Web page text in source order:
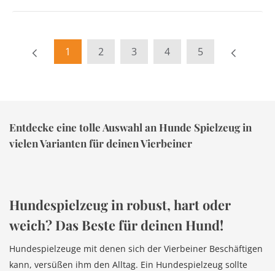
1 2 3 4 5
Entdecke eine tolle Auswahl an Hunde Spielzeug in
vielen Varianten für deinen Vierbeiner
Hundespielzeug in robust, hart oder
weich? Das Beste für deinen Hund!
Hundespielzeuge mit denen sich der Vierbeiner Beschäftigen
kann, versüßen ihm den Alltag. Ein Hundespielzeug sollte